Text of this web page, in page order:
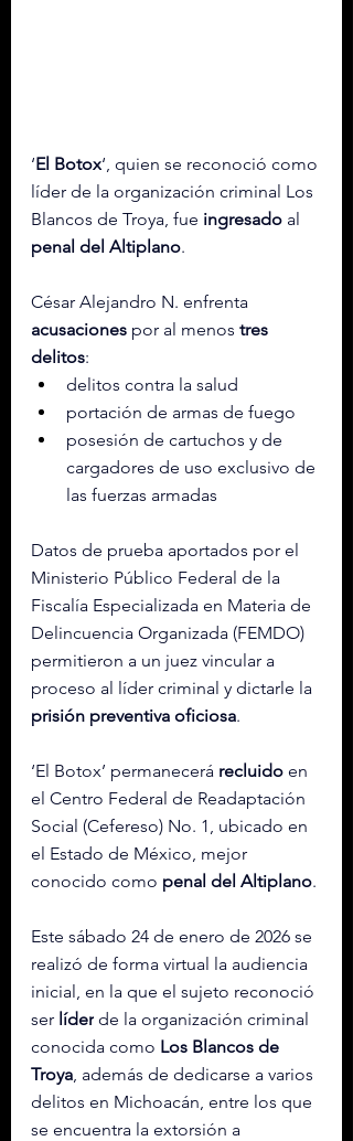
‘El Botox‘, quien se reconoció como
líder de la organización criminal Los
Blancos de Troya, fue ingresado al
penal del Altiplano.
César Alejandro N. enfrenta
acusaciones por al menos tres
delitos:
delitos contra la salud
portación de armas de fuego
posesión de cartuchos y de
cargadores de uso exclusivo de
las fuerzas armadas
Datos de prueba aportados por el
Ministerio Público Federal de la
Fiscalía Especializada en Materia de
Delincuencia Organizada (FEMDO)
permitieron a un juez vincular a
proceso al líder criminal y dictarle la
prisión preventiva oficiosa.
‘El Botox’ permanecerá recluido en
el Centro Federal de Readaptación
Social (Cefereso) No. 1, ubicado en
el Estado de México, mejor
conocido como penal del Altiplano.
Este sábado 24 de enero de 2026 se
realizó de forma virtual la audiencia
inicial, en la que el sujeto reconoció
ser líder de la organización criminal
conocida como Los Blancos de
Troya , además de dedicarse a varios
delitos en Michoacán, entre los que
se encuentra la extorsión a